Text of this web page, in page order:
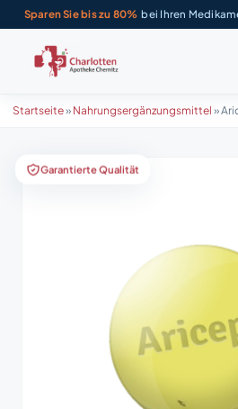
Sparen Sie bis zu 80% bei Ihren
Startseite» Nahrungsergänzungsmittel »
Garantierte Qualität